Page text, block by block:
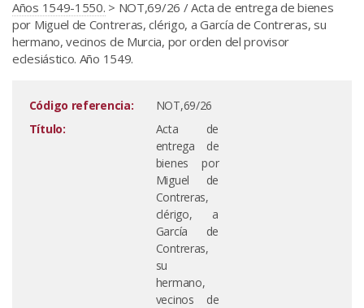
Años 1549-1550. > NOT,69/26 / Acta de entrega de bienes
por Miguel de Contreras, clérigo, a García de Contreras, su
hermano, vecinos de Murcia, por orden del provisor
eclesiástico. Año 1549.
Código referencia:
NOT,69/26
Título:
Acta de
entrega de
bienes por
Miguel de
Contreras,
clérigo, a
García de
Contreras,
su
hermano,
vecinos de